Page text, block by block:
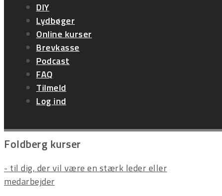
DIY
Lydbøger
Online kurser
Brevkasse
Podcast
FAQ
Tilmeld
Log ind
Sallingsundvej 34
7870 Roslev
CVR. 14713948
Tlf. 97571425
E-mail: life@foldberg.dk
Foldberg kurser
- til dig, der vil være en stærk leder eller
medarbejder